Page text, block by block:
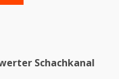
Schachkanal